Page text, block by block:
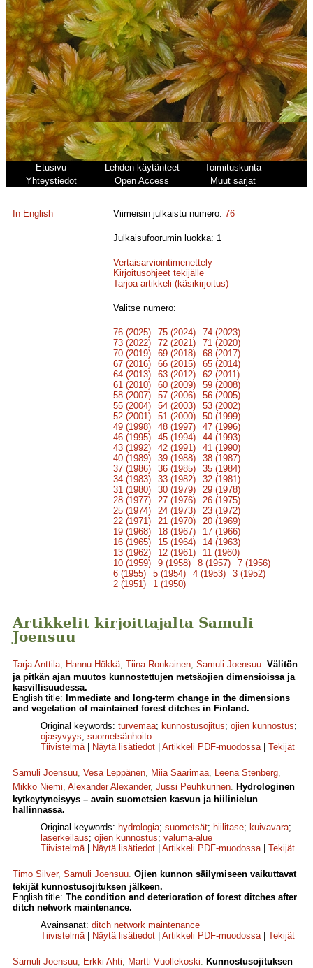
Etusivu Lehden käytänteet
Toimituskunta
Yhteystiedot
Open Access Muut sarjat
In English Viimeisin julkaistu numero:76
Julkaisufoorumin luokka: 1
Vertaisarviointimenettely
Kirjoitusohjeet tekijälle
Tarjoa artikkeli (käsikirjoitus)
Valitse numero:
76 (2025) 75 (2024)
74 (2023)
73 (2022)
72 (2021)
71 (2020)
70 (2019)
69 (2018)
68 (2017)
67 (2016)
66 (2015)
65 (2014)
64 (2013)
63 (2012)
62 (2011)
61 (2010)
60 (2009)
59 (2008)
58 (2007)
57 (2006)
56 (2005)
55 (2004)
54 (2003)
53 (2002)
52 (2001)
51 (2000)
50 (1999)
49 (1998)
48 (1997)
47 (1996)
46 (1995)
45 (1994)
44 (1993)
43 (1992)
42 (1991)
41 (1990)
40 (1989)
39 (1988)
38 (1987)
37 (1986)
36 (1985)
35 (1984)
34 (1983)
33 (1982)
32 (1981)
31 (1980)
30 (1979)
29 (1978)
28 (1977)
27 (1976)
26 (1975)
25 (1974)
24 (1973)
23 (1972)
22 (1971)
21 (1970)
20 (1969)
19 (1968)
18 (1967)
17 (1966)
16 (1965)
15 (1964)
14 (1963)
13 (1962)
12 (1961)
11 (1960)
10 (1959)
9 (1958) 8 (1957)
7 (1956)
6 (1955)
5 (1954) 4 (1953)
3 (1952)
2 (1951)
1 (1950)
Artikkelit kirjoittajalta Samuli
Joensuu
Tarja Anttila, Hannu Hökkä, Tiina Ronkainen, Samuli Joensuu. Välitön
ja pitkän ajan muutos kunnostettujen metsäojien dimensioissa ja
kasvillisuudessa.
English title: Immediate and long-term change in the dimensions
and vegetation of maintained forest ditches in Finland.
Original keywords: turvemaa; kunnostusojitus; ojien kunnostus;
ojasyvyys; suometsänhoito
Tiivistelmä| Näytä lisätiedot Artikkeli PDF-muodossa| Tekijät
Samuli Joensuu, Vesa Leppänen, Miia Saarimaa, Leena Stenberg,
Mikko Niemi, Alexander Alexander, Jussi Peuhkurinen. Hydrologinen
kytkeytyneisyys – avain suometsien kasvun ja hiilinielun
hallinnassa.
Original keywords: hydrologia; suometsät; hiilitase; kuivavara;
laserkeilaus; ojien kunnostus; valuma-alue
Tiivistelmä| Näytä lisätiedot Artikkeli PDF-muodossa| Tekijät
Timo Silver, Samuli Joensuu. Ojien kunnon säilymiseen vaikuttavat
tekijät kunnostusojituksen jälkeen.
English title: The condition and deterioration of forest ditches after
ditch network maintenance.
Avainsanat: ditch network maintenance
Tiivistelmä| Näytä lisätiedot Artikkeli PDF-muodossa| Tekijät
Samuli Joensuu, Erkki Ahti, Martti Vuollekoski. Kunnostusojituksen